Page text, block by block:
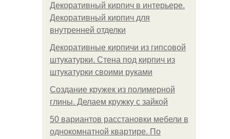
Декоративный кирпич в интерьере.
Декоративный кирпич для
внутренней отделки
Декоративные кирпичи из гипсовой
штукатурки. Стена под кирпич из
штукатурки своими руками
Создание кружек из полимерной
глины. Делаем кружку с зайкой
50 вариантов расстановки мебели в
однокомнатной квартире. По